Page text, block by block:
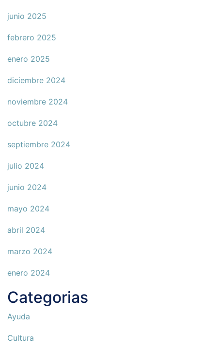
junio 2025
febrero 2025
enero 2025
diciembre 2024
noviembre 2024
octubre 2024
septiembre 2024
julio 2024
junio 2024
mayo 2024
abril 2024
marzo 2024
enero 2024
Categorias
Ayuda
Cultura